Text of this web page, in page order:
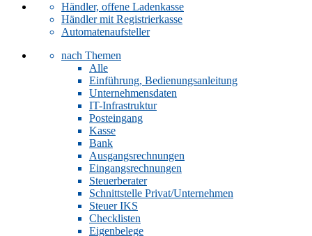
Händler, offene Ladenkasse
Händler mit Registrierkasse
Automatenaufsteller
nach Themen
Alle
Einführung, Bedienungsanleitung
Unternehmensdaten
IT-Infrastruktur
Posteingang
Kasse
Bank
Ausgangsrechnungen
Eingangsrechnungen
Steuerberater
Schnittstelle Privat/Unternehmen
Steuer IKS
Checklisten
Eigenbelege